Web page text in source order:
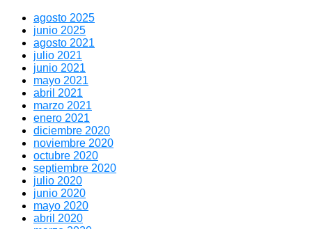
agosto 2025
junio 2025
agosto 2021
julio 2021
junio 2021
mayo 2021
abril 2021
marzo 2021
enero 2021
diciembre 2020
noviembre 2020
octubre 2020
septiembre 2020
julio 2020
junio 2020
mayo 2020
abril 2020